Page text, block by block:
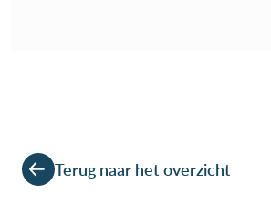
Terug naar het overzicht